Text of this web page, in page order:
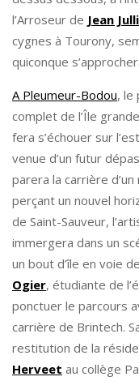
l’Arroseur de Jean
cygnes à Tourony,
quiconque
A Pleumeur-Bodou, le
complet de l’Île
fera s’échouer sur
venue d’un futur
parera la carrière
perçant un nouvel
de Saint-Sauveur,
immergera dans un
un bout d’île en voie
Ogier, étudiante de
ponctuer le parcours
carrière de Brintech.
restitution de la
Herveet au collège